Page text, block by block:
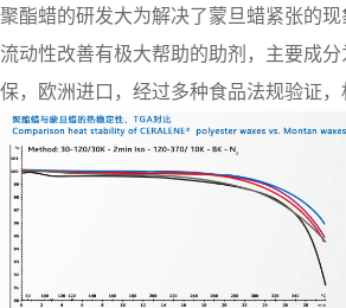
聚酯蜡的研发大为解决了蒙旦蜡紧张的
流动性改善有极大帮助的助剂，主要成分
保，欧洲进口，经过多种食品法规验证，